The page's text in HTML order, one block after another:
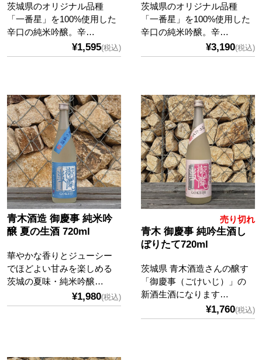
茨城県のオリジナル品種
「一番星」を100%使用した
辛口の純米吟醸。辛…
¥1,595(税込)
茨城県のオリジナル品種
「一番星」を100%使用した
辛口の純米吟醸。辛…
¥3,190(税込)
青木酒造 御慶事 純米吟
醸 夏の生酒 720ml
華やかな香りとジューシー
でほどよい甘みを楽しめる
茨城の夏味・純米吟醸…
¥1,980(税込)
売り切れ
青木 御慶事 純吟生酒し
ぼりたて720ml
茨城県 青木酒造さんの醸す
「御慶事（ごけいじ）」の
新酒生酒になります…
¥1,760(税込)